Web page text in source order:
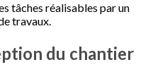
tâches réalisables par un
travaux.
du chantier